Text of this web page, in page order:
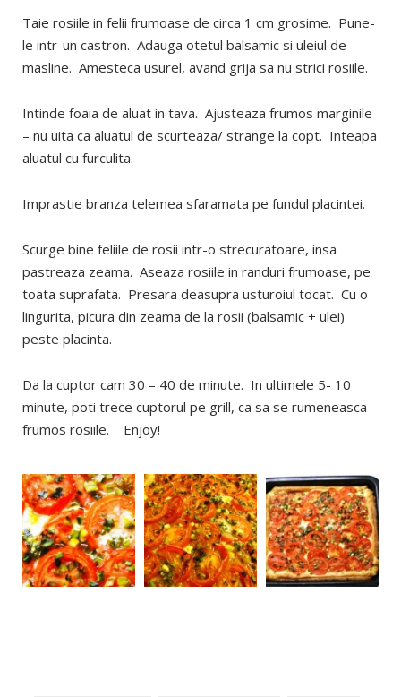
Taie rosiile in felii frumoase de circa 1 cm grosime. Pune-
le intr-un castron. Adauga otetul balsamic si uleiul de
masline. Amesteca usurel, avand grija sa nu strici rosiile.
Intinde foaia de aluat in tava. Ajusteaza frumos marginile
– nu uita ca aluatul de scurteaza/ strange la copt. Inteapa
aluatul cu furculita.
Imprastie branza telemea sfaramata pe fundul placintei.
Scurge bine feliile de rosii intr-o strecuratoare, insa
pastreaza zeama. Aseaza rosiile in randuri frumoase, pe
toata suprafata. Presara deasupra usturoiul tocat. Cu o
lingurita, picura din zeama de la rosii (balsamic + ulei)
peste placinta.
Da la cuptor cam 30 – 40 de minute. In ultimele 5- 10
minute, poti trece cuptorul pe grill, ca sa se rumeneasca
frumos rosiile. Enjoy!